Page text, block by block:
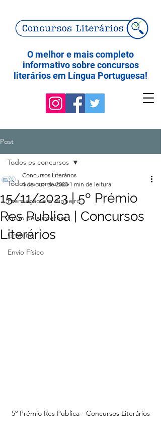
O melhor e mais completo
informativo sobre concursos
literários em Língua Portuguesa!
Post
Todos os concursos
Premiação em dinheiro
Envio pela internet
Gratuito
Envio Físico
Todos os concursos
15/11/2023 | 5º Prémio
Res Publica | Concursos
Literários
Concursos Literários
4 de out. de 2023 1 min de leitura
5º Prémio Res Publica - Concursos Literários